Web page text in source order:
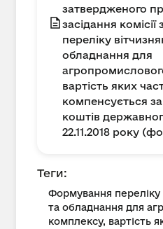
затвердженого
засідання
переліку
обладнання для
вартість яких
компенсується
коштів
22.11.2018 року
Теги:
Формування переліку
та обладнання для
комплексу, вартість